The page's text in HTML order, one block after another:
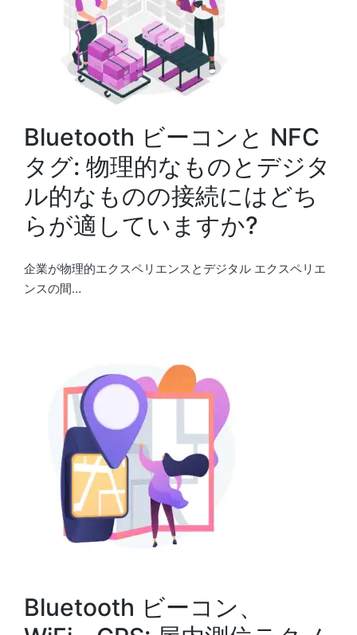
Bluetooth ビーコンと NFC
タグ: 物理的なものとデジタ
ル的なものの接続にはどち
らが適していますか?
企業が物理的エクスペリエンスとデジタル エクスペリエ
ンスの間…
Bluetooth ビーコン、